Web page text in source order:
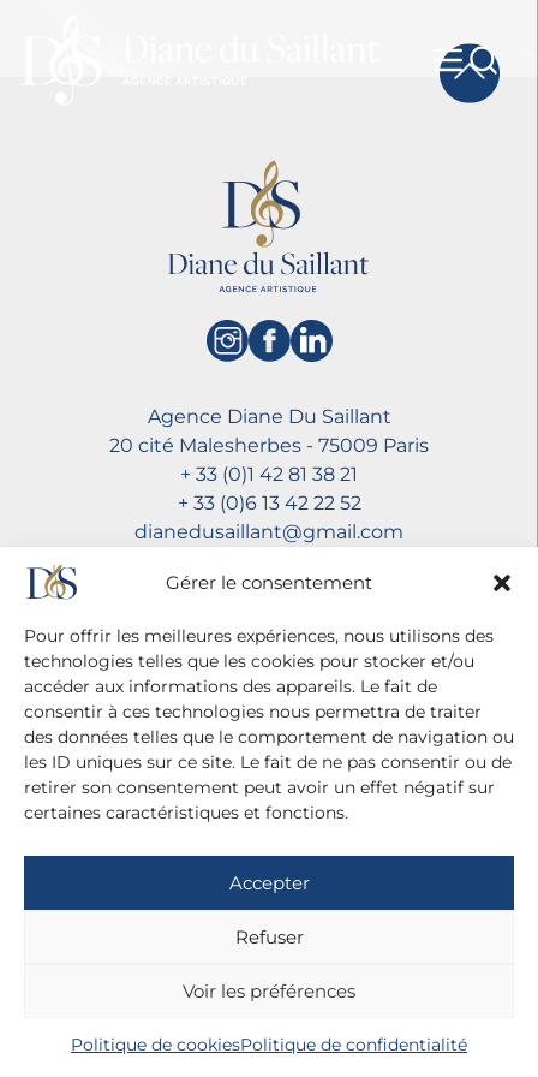
Gérer le consentement
Pour offrir les meilleures expériences, nous utilisons des
technologies telles que les cookies pour stocker et/ou
accéder aux informations des appareils. Le fait de
consentir à ces technologies nous permettra de traiter
des données telles que le comportement de navigation ou
les ID uniques sur ce site. Le fait de ne pas consentir ou de
retirer son consentement peut avoir un effet négatif sur
certaines caractéristiques et fonctions.
Accepter
Refuser
Voir les préférences
Politique de cookiesPolitique de confidentialité
Agence Diane Du Saillant
20 cité Malesherbes - 75009 Paris
+ 33 (0)1 42 81 38 21
+ 33 (0)6 13 42 22 52
dianedusaillant@gmail.com
Mentions légales